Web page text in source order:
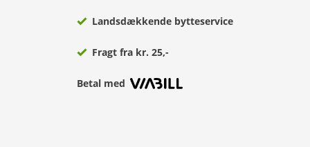
Landsdækkende bytteservice
Fragt fra kr. 25,-
Betal med